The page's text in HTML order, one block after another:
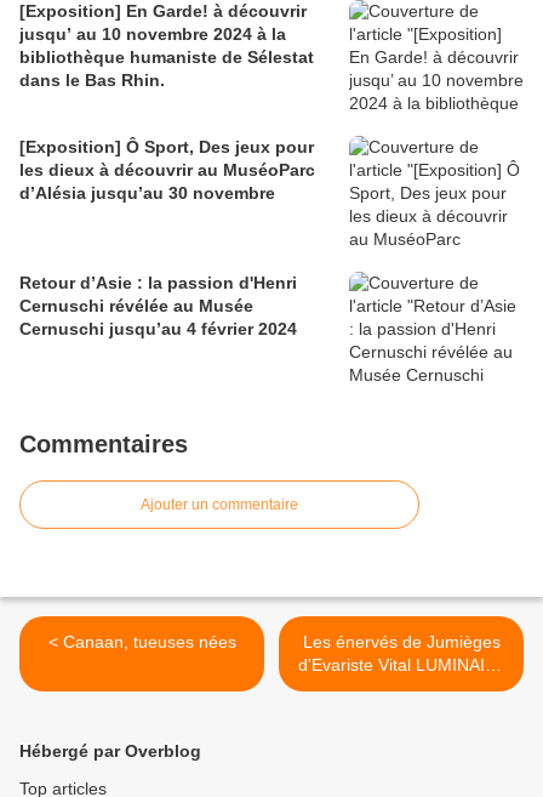
[Exposition] En Garde! à découvrir
jusqu’ au 10 novembre 2024 à la
bibliothèque humaniste de Sélestat
dans le Bas Rhin.
[Exposition] Ô Sport, Des jeux pour
les dieux à découvrir au MuséoParc
d’Alésia jusqu’au 30 novembre
Retour d’Asie : la passion d'Henri
Cernuschi révélée au Musée
Cernuschi jusqu’au 4 février 2024
Commentaires
Ajouter un commentaire
< Canaan, tueuses nées
Les énervés de Jumièges
d'Evariste Vital LUMINAIS
>
Hébergé par Overblog
Top articles